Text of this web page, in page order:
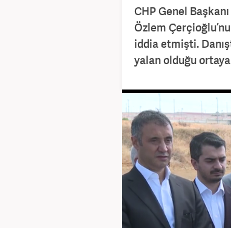
CHP Genel
Özlem
iddia etmişti.
yalan olduğu ortaya